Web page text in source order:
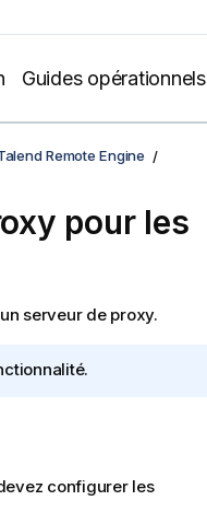
Guides opérationnels
Remote Engine
pour les
serveur de proxy.
configurer les